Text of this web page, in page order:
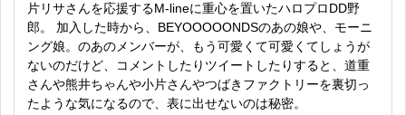
片リサさんを応援するM-lineに重心を置いたハロプロDD野
郎。 加入した時から、BEYOOOOONDSのあの娘や、モーニ
ング娘。のあのメンバーが、もう可愛くて可愛くてしょうが
ないのだけど、コメントしたりツイートしたりすると、道重
さんや熊井ちゃんや小片さんやつばきファクトリーを裏切っ
たような気になるので、表に出せないのは秘密。